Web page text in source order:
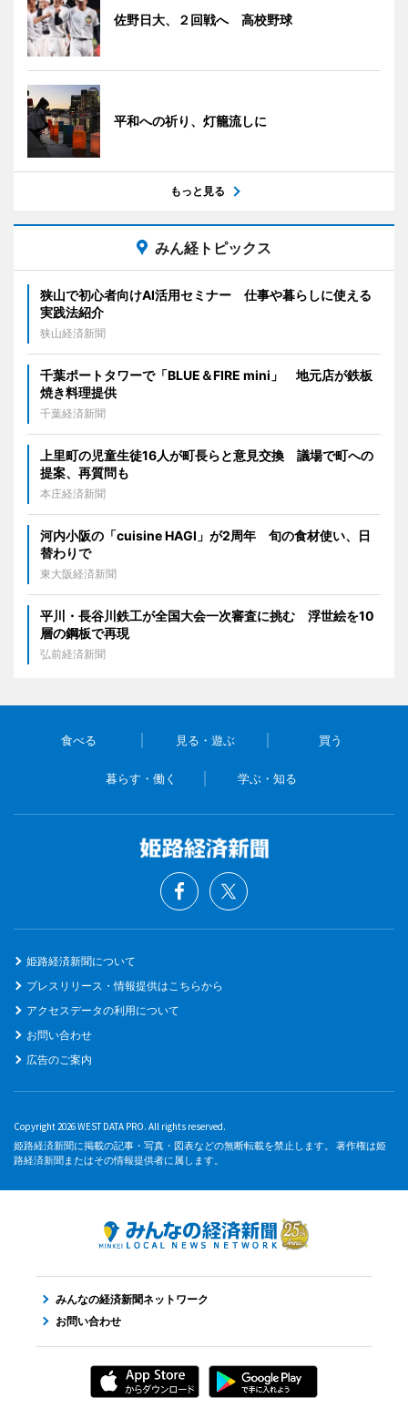
佐野日大、２回戦へ 高校野球
平和への祈り、灯籠流しに
もっと見る
みん経トピックス
狭山で初心者向けAI活用セミナー 仕事や暮らしに使える
実践法紹介
狭山経済新聞
千葉ポートタワーで「BLUE＆FIRE mini」 地元店が鉄板
焼き料理提供
千葉経済新聞
上里町の児童生徒16人が町長らと意見交換 議場で町への
提案、再質問も
本庄経済新聞
河内小阪の「cuisine HAGI」が2周年 旬の食材使い、日
替わりで
東大阪経済新聞
平川・長谷川鉄工が全国大会一次審査に挑む 浮世絵を10
層の鋼板で再現
弘前経済新聞
食べる 見る・遊ぶ 買う
暮らす・働く 学ぶ・知る
姫路経済新聞について
プレスリリース・情報提供はこちらから
アクセスデータの利用について
お問い合わせ
広告のご案内
Copyright 2026 WEST DATA PRO. All rights reserved.
姫路経済新聞に掲載の記事・写真・図表などの無断転載を禁止します。 著作権は姫
路経済新聞またはその情報提供者に属します。
みんなの経済新聞ネットワーク
お問い合わせ